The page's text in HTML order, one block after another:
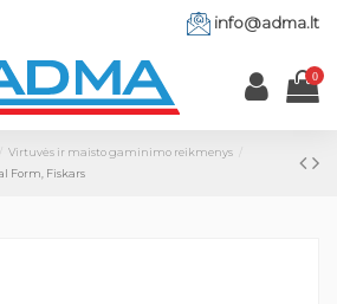
info@adma.lt
0
Virtuvės ir maisto gaminimo reikmenys
Form, Fiskars